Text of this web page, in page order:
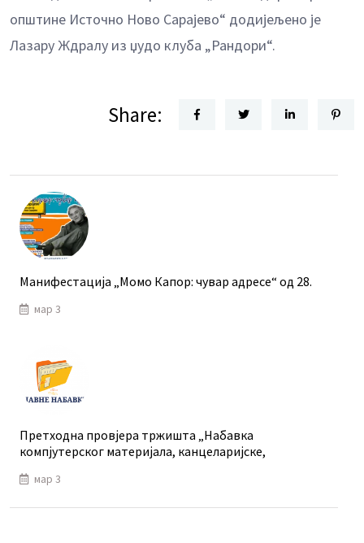
општине Источно Ново Сарајево“ додијељено је
Лазару Ждралу из џудо клуба „Рандори“.
Share:
Манифестација „Момо Капор: чувар адресе“ од 28.
мар 3
Претходна провјера тржишта „Набавка
компјутерског материјала, канцеларијске,
мар 3